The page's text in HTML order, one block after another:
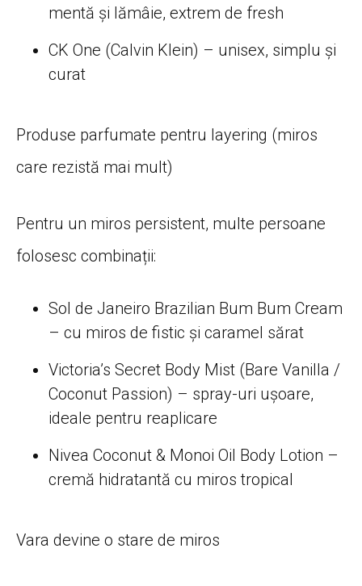
mentă și lămâie, extrem de fresh
CK One (Calvin Klein) – unisex, simplu și
curat
Produse parfumate pentru layering (miros
care rezistă mai mult)
Pentru un miros persistent, multe persoane
folosesc combinații:
Sol de Janeiro Brazilian Bum Bum Cream
– cu miros de fistic și caramel sărat
Victoria’s Secret Body Mist (Bare Vanilla /
Coconut Passion) – spray-uri ușoare,
ideale pentru reaplicare
Nivea Coconut & Monoi Oil Body Lotion –
cremă hidratantă cu miros tropical
Vara devine o stare de miros